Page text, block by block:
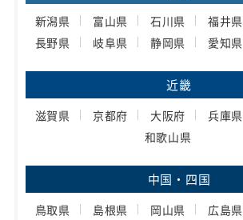
新潟県 富山県 石川県 福井県
長野県
岐阜県 静岡県 愛知県
近畿
滋賀県 京都府 大阪府 兵庫県
和歌山県
中国・四国
鳥取県 島根県 岡山県 広島県